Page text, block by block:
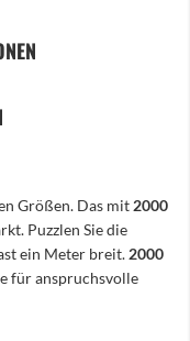
Größen. Das mit 2000
Puzzlen Sie die
ein Meter breit. 2000
für anspruchsvolle